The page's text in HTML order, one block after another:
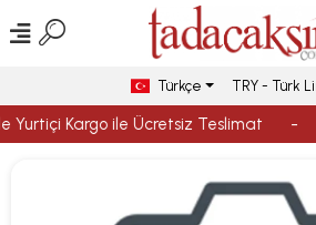
Yurtiçi Kargo ile Ücretsiz Teslimat
Türkçe TRY - Türk